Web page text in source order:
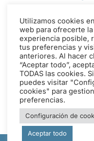
Este sitio web
traducir el
automática a
ContáctanosSi
automáticas
Utilizamos cookies
web para ofrecerte
experiencia posible,
tus preferencias y
anteriores. Al hacer
“Aceptar todo”,
TODAS las cookies.
puedes visitar
cookies" para
preferencias.
Configuración de
Aceptar todo